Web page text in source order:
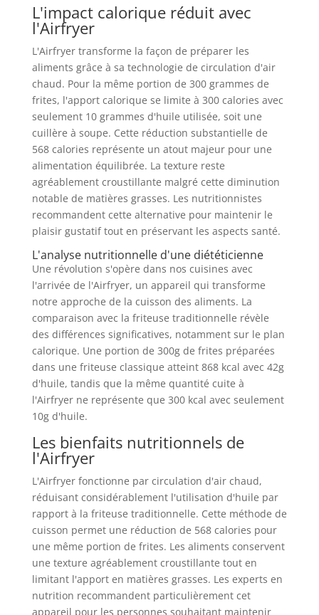
L'impact calorique réduit avec
l'Airfryer
L'Airfryer transforme la façon de préparer les
aliments grâce à sa technologie de circulation d'air
chaud. Pour la même portion de 300 grammes de
frites, l'apport calorique se limite à 300 calories avec
seulement 10 grammes d'huile utilisée, soit une
cuillère à soupe. Cette réduction substantielle de
568 calories représente un atout majeur pour une
alimentation équilibrée. La texture reste
agréablement croustillante malgré cette diminution
notable de matières grasses. Les nutritionnistes
recommandent cette alternative pour maintenir le
plaisir gustatif tout en préservant les aspects santé.
L'analyse nutritionnelle d'une diététicienne
Une révolution s'opère dans nos cuisines avec
l'arrivée de l'Airfryer, un appareil qui transforme
notre approche de la cuisson des aliments. La
comparaison avec la friteuse traditionnelle révèle
des différences significatives, notamment sur le plan
calorique. Une portion de 300g de frites préparées
dans une friteuse classique atteint 868 kcal avec 42g
d'huile, tandis que la même quantité cuite à
l'Airfryer ne représente que 300 kcal avec seulement
10g d'huile.
Les bienfaits nutritionnels de
l'Airfryer
L'Airfryer fonctionne par circulation d'air chaud,
réduisant considérablement l'utilisation d'huile par
rapport à la friteuse traditionnelle. Cette méthode de
cuisson permet une réduction de 568 calories pour
une même portion de frites. Les aliments conservent
une texture agréablement croustillante tout en
limitant l'apport en matières grasses. Les experts en
nutrition recommandent particulièrement cet
appareil pour les personnes souhaitant maintenir